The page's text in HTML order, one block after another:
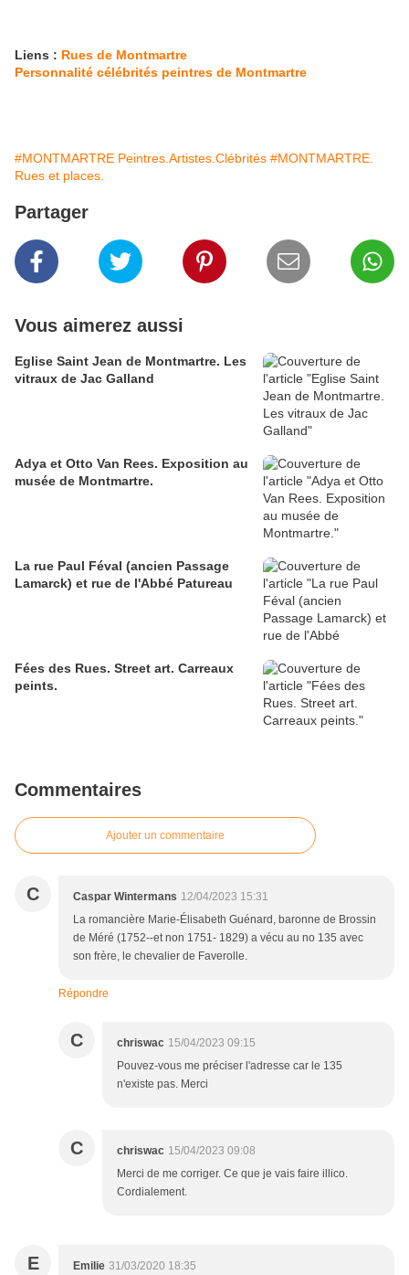
Liens : Rues de Montmartre
Personnalité célébrités peintres de Montmartre
#MONTMARTRE Peintres.Artistes.Clébrités #MONTMARTRE.
Rues et places.
Partager
Vous aimerez aussi
Eglise Saint Jean de Montmartre. Les
vitraux de Jac Galland
Adya et Otto Van Rees. Exposition au
musée de Montmartre.
La rue Paul Féval (ancien Passage
Lamarck) et rue de l'Abbé Patureau
Fées des Rues. Street art. Carreaux
peints.
Commentaires
Ajouter un commentaire
C Caspar Wintermans 12/04/2023 15:31
La romancière Marie-Élisabeth Guénard, baronne de Brossin
de Méré (1752--et non 1751- 1829) a vécu au no 135 avec
son frère, le chevalier de Faverolle.
Répondre
C chriswac 15/04/2023 09:15
Pouvez-vous me préciser l'adresse car le 135
n'existe pas. Merci
C chriswac 15/04/2023 09:08
Merci de me corriger. Ce que je vais faire illico.
Cordialement.
E Emilie 31/03/2020 18:35